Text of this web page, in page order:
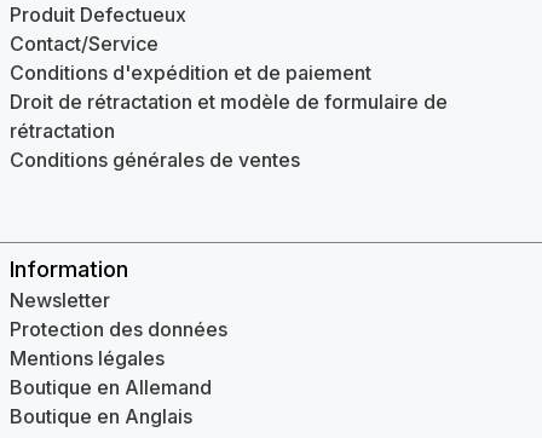
Produit Defectueux
Contact/Service
Conditions d'expédition et de paiement
Droit de rétractation et modèle de formulaire de
rétractation
Conditions générales de ventes
Information
Newsletter
Protection des données
Mentions légales
Boutique en Allemand
Boutique en Anglais